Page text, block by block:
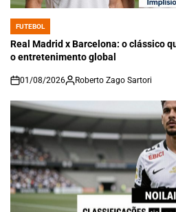
POSTED
IN
FUTEBOL
Real Madrid x Barcelona: o clássico
o entretenimento global
on
01/08/2026 Roberto Zago Sartori